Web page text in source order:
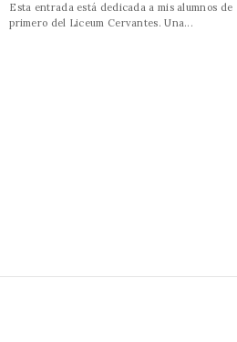
Esta entrada está dedicada a mis alumnos de
primero del Liceum Cervantes. Una...